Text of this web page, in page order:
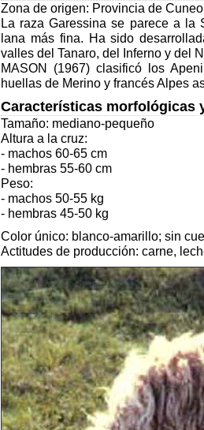
Zona de origen: Provincia de
La raza Garessina se parece a la
lana más fina. Ha sido
valles del Tanaro, del Inferno y del
MASON (1967) clasificó los
huellas de Merino y francés Alpes
Características morfológicas
Tamaño: mediano-pequeño
Altura a la cruz:
- machos 60-65 cm
- hembras 55-60 cm
Peso:
- machos 50-55 kg
- hembras 45-50 kg
Color único: blanco-amarillo; sin
Actitudes de producción: carne,